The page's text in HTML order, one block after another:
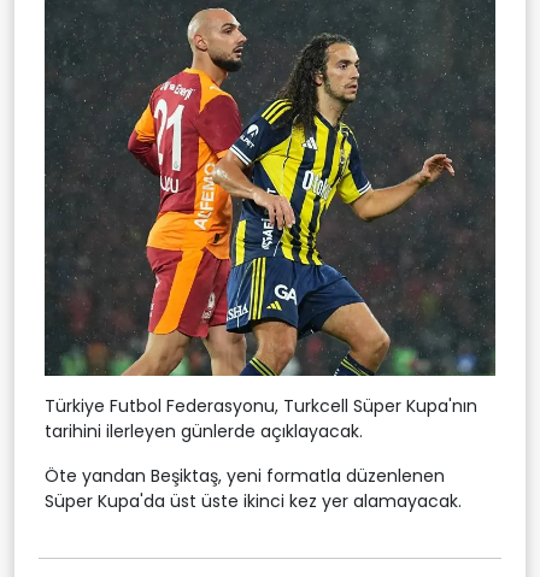
Türkiye Futbol Federasyonu, Turkcell Süper Kupa'nın
tarihini ilerleyen günlerde açıklayacak.
Öte yandan Beşiktaş, yeni formatla düzenlenen
Süper Kupa'da üst üste ikinci kez yer alamayacak.